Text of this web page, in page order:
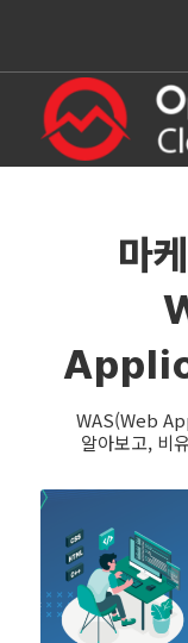
마
WAS(Web
알아보고, 비